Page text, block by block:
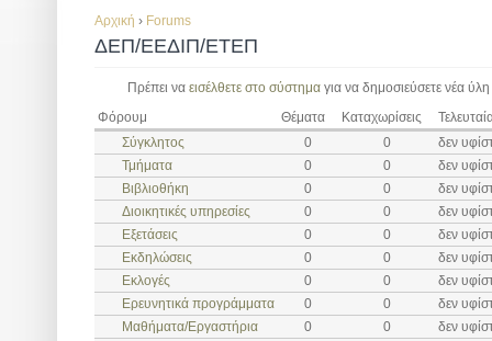
Αρχική › Forums
ΔΕΠ/ΕΕΔΙΠ/ΕΤΕΠ
Πρέπει να εισέλθετε στο σύστημα για να δημοσιεύσετε νέα
Φόρουμ
Θέματα Καταχωρίσεις
Σύγκλητος
0 0
δεν
Τμήματα
0 0
δεν
Βιβλιοθήκη
0 0
δεν
Διοικητικές υπηρεσίες
0 0
δεν
Εξετάσεις
0 0
δεν
Εκδηλώσεις
0 0
δεν
Εκλογές
0 0
δεν
Ερευνητικά προγράμματα
0 0
δεν
Μαθήματα/Εργαστήρια
0 0
δεν